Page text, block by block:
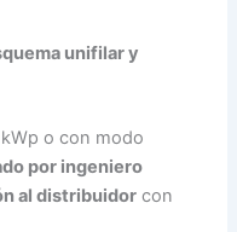
unifilar y
o con modo
por ingeniero
al distribuidor con